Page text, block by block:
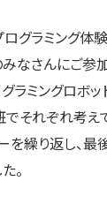
グラミング体
なさんにご参
ラミングロボ
それぞれ考え
を繰り返し、
。